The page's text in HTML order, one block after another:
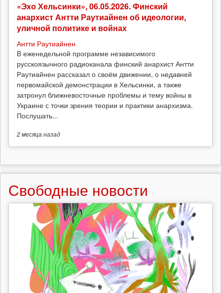
«Эхо Хельсинки», 06.05.2026. Финский
анархист Антти Раутиайнен об идеологии,
уличной политике и войнах
Антти Раутиайнен
В еженедельной программе независимого
русскоязычного радиоканала финский анархист Антти
Раутиайнен рассказал о своём движении, о недавней
первомайской демонстрации в Хельсинки, а также
затронул ближневосточные проблемы и тему войны в
Украине с точки зрения теории и практики анархизма.
Послушать...
2 месяцаназад
Свободные новости